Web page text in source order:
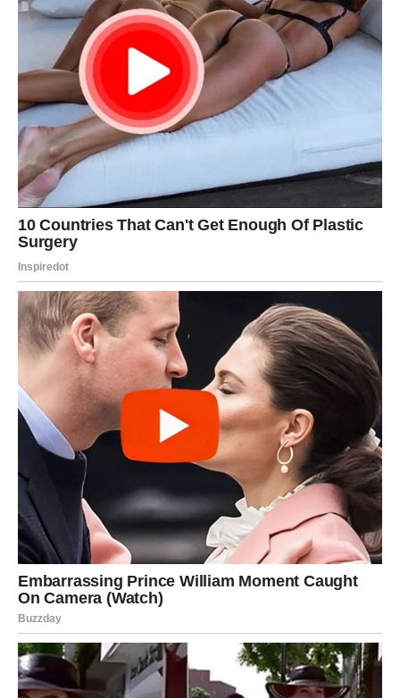
koja ih ubrzava.
Mnogi Jarčevi će zbog ovog susreta promeniti prioritete.
Neki će promeniti posao. Neki mesto stanovanja. Neki
životne planove koje su gradili godinama.
Ali neće žaliti.
Jer prvi put će shvatiti da uspeh bez ljubavi nema isti sjaj.
A ova osoba donosi upravo ono što im je nedostajalo –
toplinu koja daje smisao svemu.
Ovo nije prolazna priča. Ovo je susret koji menja pravac
sudbine.
RIBE – DUŠA KOJA DONOSI
SMIRENJE I ISPUNJENJE
Ribe su večni sanjari. One veruju u sudbinsku ljubav, u
duhovne veze, u susrete koji su zapisani zvezdama. Ali
često se razočaraju, jer daju srce pre nego što vide
istinu.
Sada dolazi drugačije iskustvo.
U život Riba ulazi osoba koja ne dolazi kao oluja – već kao
mir. Kao osećaj da je sve konačno na svom mestu. Kao
prisustvo koje ne traži, ne uzima i ne povređuje – već
razume.